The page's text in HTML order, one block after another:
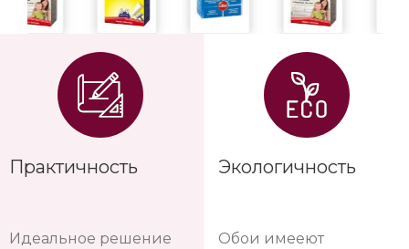
Практичность
Идеальное решение
Экологичность
Обои имееют